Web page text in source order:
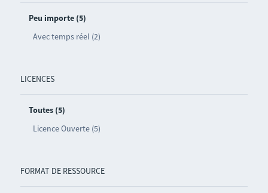
Peu importe (5)
Avec temps réel (2)
LICENCES
Toutes (5)
Licence Ouverte (5)
FORMAT DE RESSOURCE